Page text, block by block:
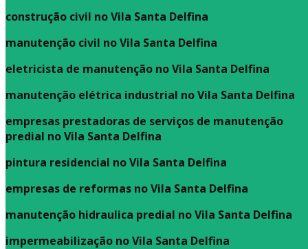
construção civil no Vila Santa Delfina
manutenção civil no Vila Santa Delfina
eletricista de manutenção no Vila Santa Delfina
manutenção elétrica industrial no Vila Santa Delfina
empresas prestadoras de serviços de manutenção
predial no Vila Santa Delfina
pintura residencial no Vila Santa Delfina
empresas de reformas no Vila Santa Delfina
manutenção hidraulica predial no Vila Santa Delfina
impermeabilização no Vila Santa Delfina